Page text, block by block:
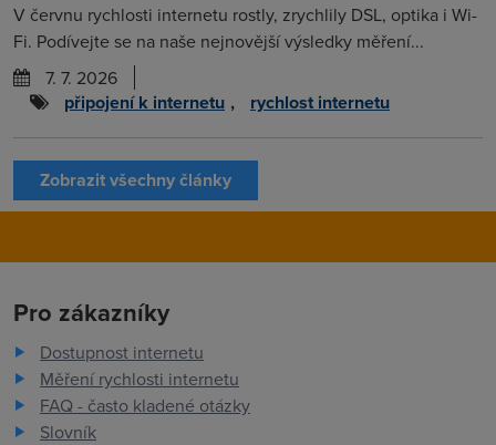
V červnu rychlosti internetu rostly, zrychlily DSL, optika i Wi-
Fi. Podívejte se na naše nejnovější výsledky měření...
7. 7. 2026
připojení k internetu , rychlost internetu
Zobrazit všechny články
Pro zákazníky
Dostupnost internetu
Měření rychlosti internetu
FAQ - často kladené otázky
Slovník